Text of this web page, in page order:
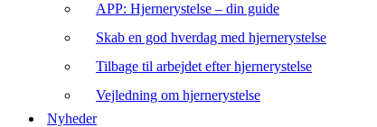
APP: Hjernerystelse – din guide
Skab en god hverdag med hjernerystelse
Tilbage til arbejdet efter hjernerystelse
Vejledning om hjernerystelse
Nyheder